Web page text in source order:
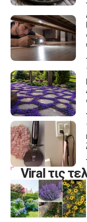
Viral τις